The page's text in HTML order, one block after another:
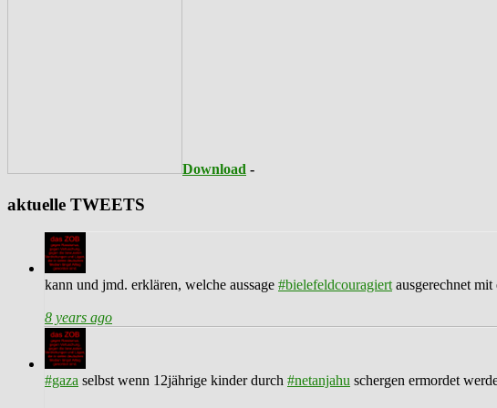
Download -
aktuelle TWEETS
kann und jmd. erklären, welche aussage #bielefeldcouragiert ausgerechnet
8 years ago
#gaza selbst wenn 12jährige kinder durch #netanjahu schergen ermordet